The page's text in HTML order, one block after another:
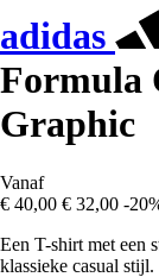
adidas
Formula
Graphic
Vanaf
€ 40,00 € 32,00 -
Een T-shirt met een
klassieke casual stijl.